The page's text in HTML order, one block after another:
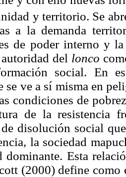
y territorio. Se
a la demanda
de poder interno y
del lonco
social. En
se ve a sí misma en
condiciones de
de la resistencia
disolución social
la sociedad
dominante. Esta
(2000) define